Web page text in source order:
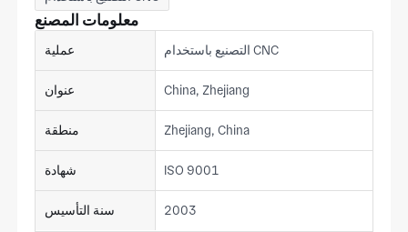
معلومات المصنع
عملية التصنيع باستخدام CNC
عنوان China, Zhejiang
منطقة Zhejiang, China
شهادة ISO 9001
سنة التأسيس 2003